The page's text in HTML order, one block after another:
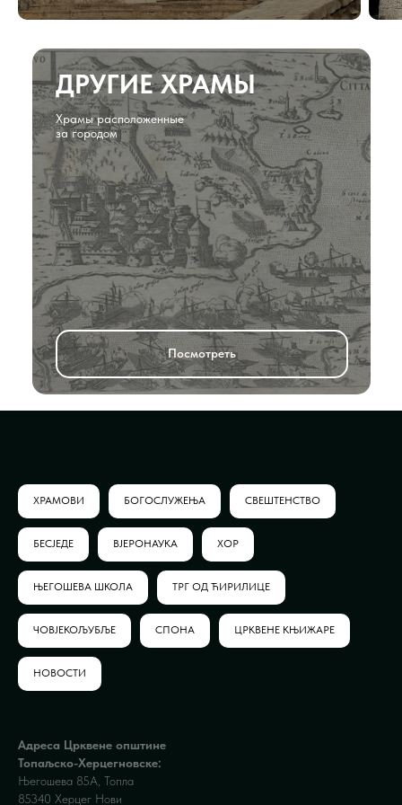
Храмы расположенные
за городом
ДРУГИЕ ХРАМЫ
Посмотреть
ХРАМОВИ БОГОСЛУЖЕЊА СВЕШТЕНСТВО
БЕСЈЕДЕ ВЈЕРОНАУКА ХОР
ЊЕГОШЕВА ШКОЛА ТРГ ОД ЋИРИЛИЦЕ
ЧОВЈЕКОЉУБЉЕ СПОНА ЦРКВЕНЕ КЊИЖАРЕ
НОВОСТИ
Адреса Црквене општине
Топаљско-Херцегновске:
Његошева 85А, Топла
85340 Херцег Нови